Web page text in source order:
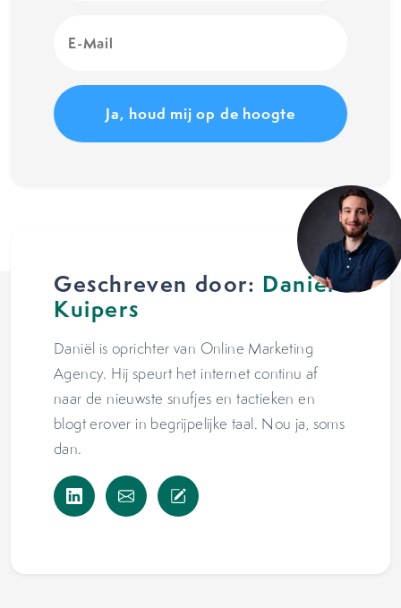
Mail
Geschreven door: Daniël
Kuipers
Daniël is oprichter van Online Marketing
Agency. Hij speurt het internet continu af
naar de nieuwste snufjes en tactieken en
blogt erover in begrijpelijke taal. Nou ja, soms
dan.